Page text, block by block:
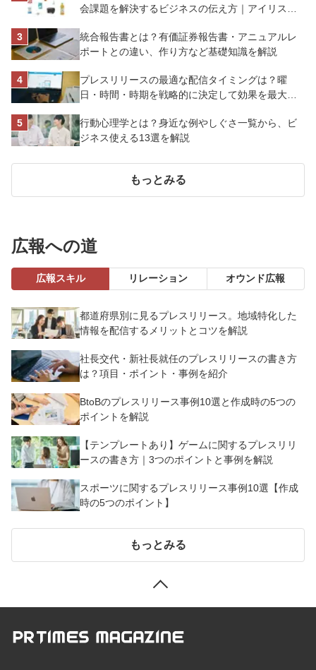
会課題を解決するビジネスの伝え方｜アイリスオ
統合報告書とは？有価証券報告書・アニュアルレ
ポートとの違い、作り方など基礎知識を解説
プレスリリースの最適な配信タイミングは？曜
日・時間・時期を戦略的に決定して効果を最大化
行動心理学とは？身近な例やしぐさ一覧から、ビ
ジネス使える13選を解説
もっとみる
広報への道
広報スキル リレーション オウンド広報
都道府県別に見るプレスリリース。地域特化した
情報を配信するメリットとコツを解説
社長交代・新社長就任のプレスリリースの書き方
は？項目・ポイント・事例を紹介
BtoBのプレスリリース事例10選と作成時の5つの
ポイントを解説
【テンプレートあり】ゲームに関するプレスリリ
ースの書き方｜3つのポイントと事例を解説
スポーツに関するプレスリリース事例10選【作成
時の5つのポイント】
もっとみる